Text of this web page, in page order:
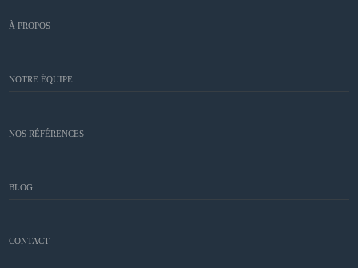
À PROPOS
NOTRE ÉQUIPE
NOS RÉFÉRENCES
BLOG
CONTACT